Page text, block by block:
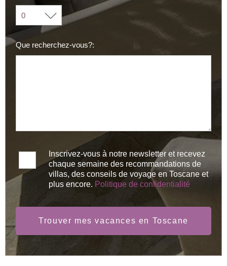
Que recherchez-vous?:
Inscrivez-vous à notre newsletter et recevez
chaque semaine des recommandations de
villas, des conseils de voyage en Toscane et
plus encore. Politique de confidentialité
Trouver mes vacances en Toscane